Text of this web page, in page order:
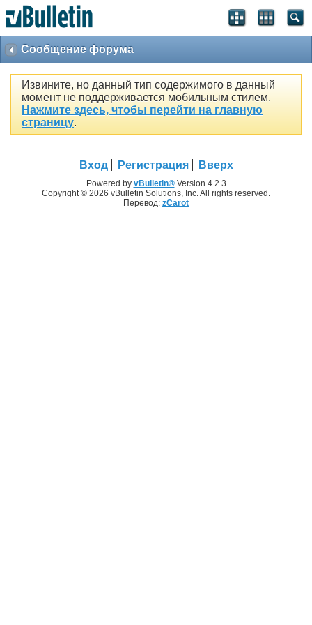
Сообщение форума
Извините, но данный тип содержимого в данный
момент не поддерживается мобильным стилем.
Нажмите здесь, чтобы перейти на главную
страницу.
Вход Регистрация Вверх
Powered by vBulletin®Version 4.2.3
Copyright © 2026 vBulletin Solutions, Inc. All rights reserved.
Перевод: zCarot